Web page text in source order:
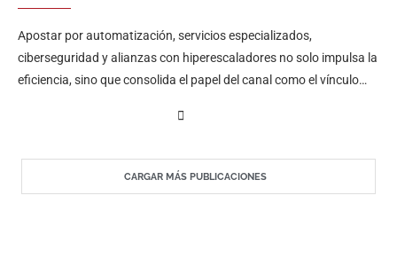
Apostar por automatización, servicios especializados,
ciberseguridad y alianzas con hiperescaladores no solo impulsa la
eficiencia, sino que consolida el papel del canal como el vínculo
CARGAR MÁS PUBLICACIONES